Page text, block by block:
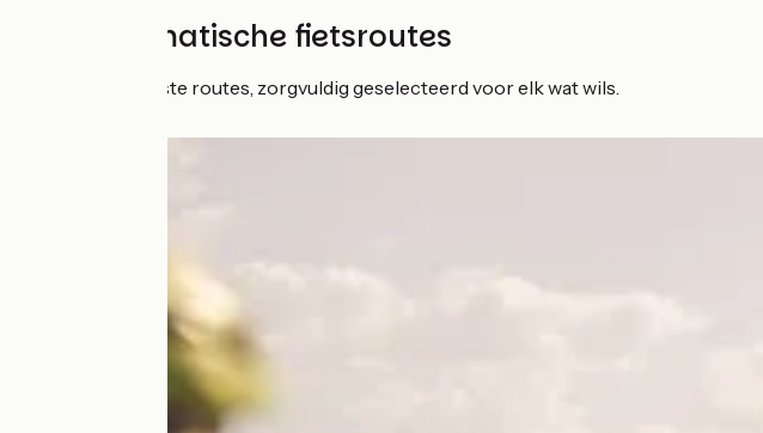
Onze thematische fietsroutes
Ontdek de mooiste routes, zorgvuldig geselecteerd voor elk wat wils.